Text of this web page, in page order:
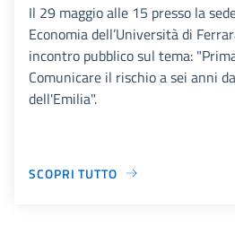
Il 29 maggio alle 15 presso la
Economia dell’Università di
incontro pubblico sul tema:
Comunicare il rischio a sei anni
dell'Emilia".
SCOPRI TUTTO